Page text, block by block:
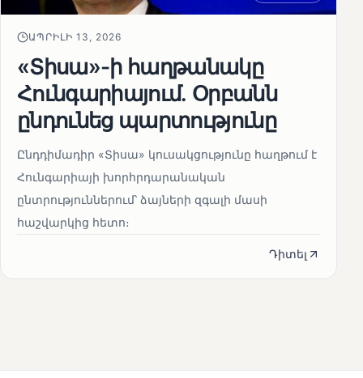
ԱՊՐԻԼԻ 13, 2026
«Տիսա»-ի հաղթանակը
Հունգարիայում․ Օրբանն
ընդունեց պարտությունը
Ընդդիմադիր «Տիսա» կուսակցությունը հաղթում է
Հունգարիայի խորհրդարանական
ընտրություններում՝ ձայների զգալի մասի
հաշվարկից հետո։
Դիտել